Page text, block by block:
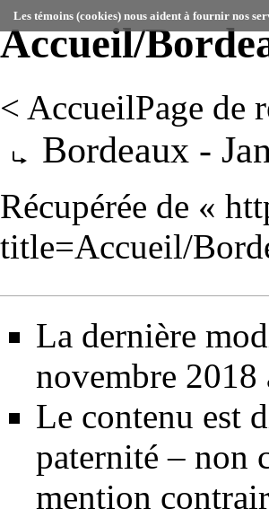
Les témoins (cookies) nous aident à fournir nos
Accueil/
< AccueilPage de
Rediriger vers :Bordeaux -
Récupérée de «
title=Accueil/
La dernière
novembre 2018
Le contenu est
paternité – non
mention